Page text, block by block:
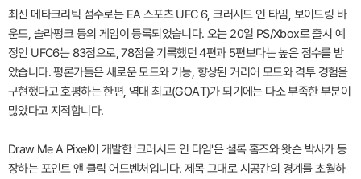
최신 메타크리틱 점수로는 EA 스포츠 UFC 6, 크러시드 인 타임, 보이드링 바
운드, 솔라펑크 등의 게임이 등록되었습니다. 오는 20일 PS/Xbox로 출시 예
정인 UFC6는 83점으로, 78점을 기록했던 4편과 5편보다는 높은 점수를 받
았습니다. 평론가들은 새로운 모드와 기능, 향상된 커리어 모드와 격투 경험을
구현했다고 호평하는 한편, 역대 최고(GOAT)가 되기에는 다소 부족한 부분이
많았다고 지적합니다.
Draw Me A Pixel이 개발한 '크러시드 인 타임'은 셜록 홈즈와 왓슨 박사가 등
장하는 포인트 앤 클릭 어드벤처입니다. 제목 그대로 시공간의 경계를 초월하